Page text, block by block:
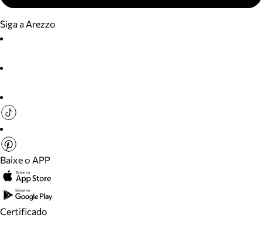
Siga a Arezzo
Baixe o APP
Certificado